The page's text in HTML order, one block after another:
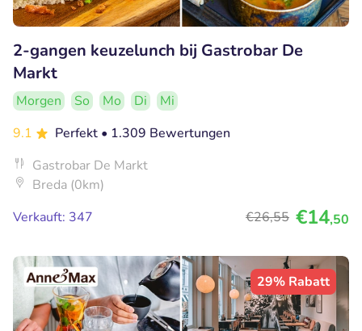
2-gangen keuzelunch bij Gastrobar De
Markt
Morgen So Mo Di
Mi
9.1
Perfekt • 1.309 Bewertungen
Gastrobar De Markt
Breda (0km)
Verkauft: 347
€26,55 €14,50
29% Rabatt